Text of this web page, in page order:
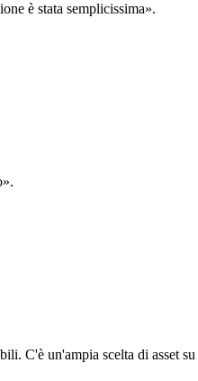
è stata semplicissima».
C'è un'ampia scelta di asset